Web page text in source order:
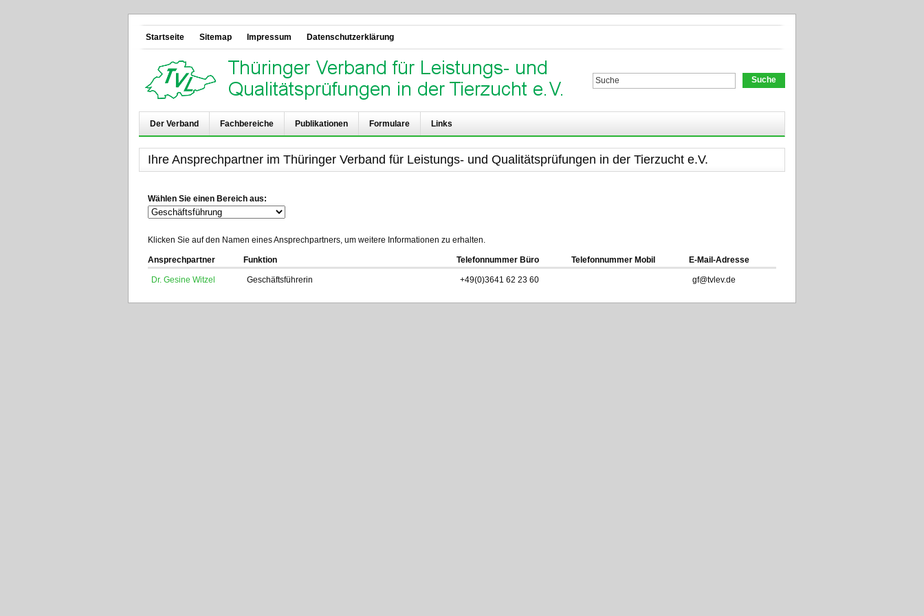
Startseite Sitemap Impressum Datenschutzerklärung
Suchformular
Der Verband Fachbereiche Publikationen Formulare Links
Ihre Ansprechpartner im Thüringer Verband für Leistungs- und Qualitätsprüfungen in der Tierzucht e.V.
Wählen Sie einen Bereich aus:
Klicken Sie auf den Namen eines Ansprechpartners, um weitere Informationen zu erhalten.
Ansprechpartner Funktion Telefonnummer Büro Telefonnummer Mobil E-Mail-Adresse
Dr. Gesine Witzel Geschäftsführerin +49(0)3641 62 23 60 gf@tvlev.de